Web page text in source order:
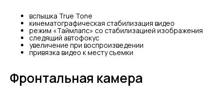
вспышка True Tone
кинематографическая стабилизация видео
режим «Таймлапс» со стабили­зацией изображения
следящий автофокус
увеличение при воспроизведении
привязка видео к месту съемки
Фронтальная камера